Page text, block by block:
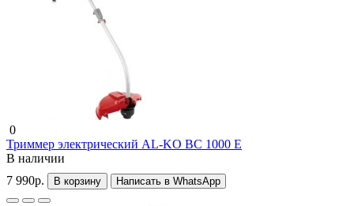
0
Триммер электрический AL-KO BC 1000 E
В наличии
7 990р.
В корзину Написать в WhatsApp